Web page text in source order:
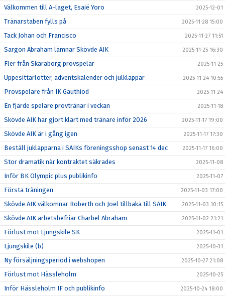
Välkommen till A-laget, Esaië Yoro 2025-12-01
Tränarstaben fylls på 2025-11-28 15:00
Tack Johan och Francisco 2025-11-27 11:51
Sargon Abraham lämnar Skövde AIK 2025-11-25 16:30
Fler från Skaraborg provspelar 2025-11-25
Uppesittarlotter, adventskalender och julklappar 2025-11-24 10:55
Provspelare från IK Gauthiod 2025-11-24
En fjärde spelare provtränar i veckan 2025-11-18
Skövde AIK har gjort klart med tränare inför 2026 2025-11-17 19:00
Skövde AIK är i gång igen 2025-11-17 17:30
Beställ juklapparna i SAIKs föreningsshop senast 14 dec 2025-11-17 16:00
Stor dramatik när kontraktet säkrades 2025-11-08
Inför BK Olympic plus publikinfo 2025-11-07
Första träningen 2025-11-03 17:00
Skövde AIK välkomnar Roberth och Joel tillbaka till SAIK 2025-11-03 10:15
Skövde AIK arbetsbefriar Charbel Abraham 2025-11-02 21:21
Förlust mot Ljungskile SK 2025-11-01
Ljungskile (b) 2025-10-31
Ny försäljningsperiod i webshopen 2025-10-27 21:08
Förlust mot Hässleholm 2025-10-25
Inför Hässleholm IF och publikinfo 2025-10-24 18:00